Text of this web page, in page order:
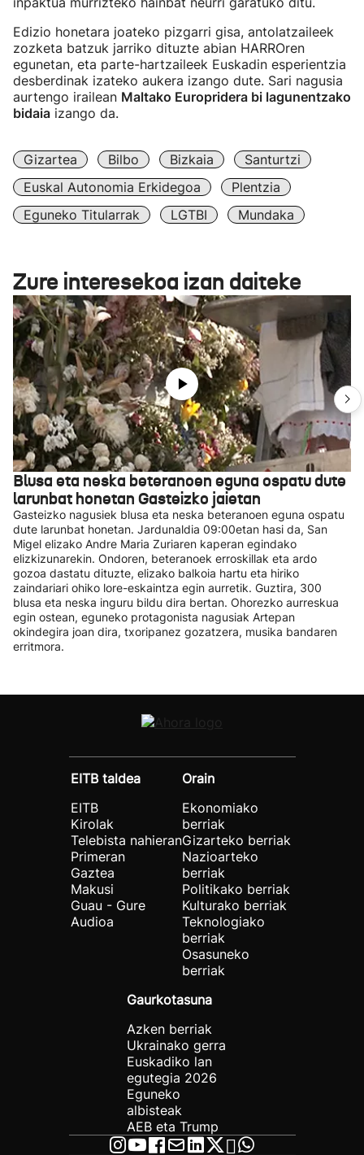
Edizio honetara joateko pizgarri gisa, antolatzaileek
zozketa batzuk jarriko dituzte abian HARROren
egunetan, eta parte-hartzaileek Euskadin esperientzia
desberdinak izateko aukera izango dute. Sari nagusia
aurtengo irailean Maltako Europridera bi lagunentzako
bidaia izango da.
Gizartea Bilbo Bizkaia
Santurtzi
Euskal Autonomia Erkidegoa
Plentzia
Eguneko Titularrak
LGTBI Mundaka
Zure interesekoa izan daiteke
Blusa eta neska beteranoen eguna ospatu dute
larunbat honetan Gasteizko jaietan
Gasteizko nagusiek blusa eta neska beteranoen eguna ospatu
dute larunbat honetan. Jardunaldia 09:00etan hasi da, San
Migel elizako Andre Maria Zuriaren kaperan egindako
elizkizunarekin. Ondoren, beteranoek erroskillak eta ardo
gozoa dastatu dituzte, elizako balkoia hartu eta hiriko
zaindariari ohiko lore-eskaintza egin aurretik. Guztira, 300
blusa eta neska inguru bildu dira bertan. Ohorezko aurreskua
egin ostean, eguneko protagonista nagusiak Artepan
okindegira joan dira, txoripanez gozatzera, musika bandaren
erritmora.
EITB taldea
EITB
Kirolak
Telebista nahieran
Primeran
Gaztea
Makusi
Guau - Gure
Audioa
Orain
Ekonomiako
berriak
Gizarteko berriak
Nazioarteko
berriak
Politikako berriak
Kulturako berriak
Teknologiako
berriak
Osasuneko
berriak
Gaurkotasuna
Azken berriak
Ukrainako gerra
Euskadiko lan
egutegia 2026
Eguneko
albisteak
AEB eta Trump